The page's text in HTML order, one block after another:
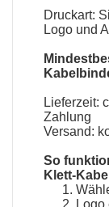
Druckart:
Logo und
Lieferzeit:
Zahlung
Versand:
So
Klett-
Logo